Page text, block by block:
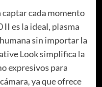
captar cada momento
II es la ideal, plasma
sin importar la
Look simplifica la
expresivos para
ya que ofrece